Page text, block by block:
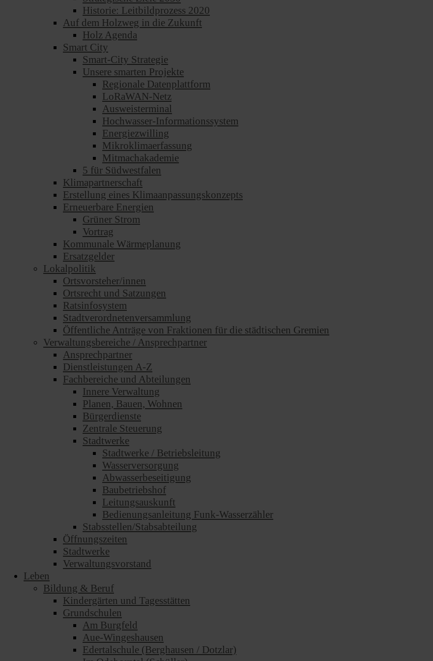
Historie: Leitbildprozess 2020
Auf dem Holzweg in die Zukunft
Holz Agenda
Smart City
Smart-City Strategie
Unsere smarten Projekte
Regionale Datenplattform
LoRaWAN-Netz
Ausweisterminal
Hochwasser-Informationssystem
Energiezwilling
Mikroklimaerfassung
Mitmachakademie
5 für Südwestfalen
Klimapartnerschaft
Erstellung eines Klimaanpassungskonzepts
Erneuerbare Energien
Grüner Strom
Vortrag
Kommunale Wärmeplanung
Ersatzgelder
Lokalpolitik
Ortsvorsteher/innen
Ortsrecht und Satzungen
Ratsinfosystem
Stadtverordnetenversammlung
Öffentliche Anträge von Fraktionen für die städtischen Gremien
Verwaltungsbereiche / Ansprechpartner
Ansprechpartner
Dienstleistungen A-Z
Fachbereiche und Abteilungen
Innere Verwaltung
Planen, Bauen, Wohnen
Bürgerdienste
Zentrale Steuerung
Stadtwerke
Stadtwerke / Betriebsleitung
Wasserversorgung
Abwasserbeseitigung
Baubetriebshof
Leitungsauskunft
Bedienungsanleitung Funk-Wasserzähler
Stabsstellen/Stabsabteilung
Öffnungszeiten
Stadtwerke
Verwaltungsvorstand
Leben
Bildung & Beruf
Kindergärten und Tagesstätten
Grundschulen
Am Burgfeld
Aue-Wingeshausen
Edertalschule (Berghausen / Dotzlar)